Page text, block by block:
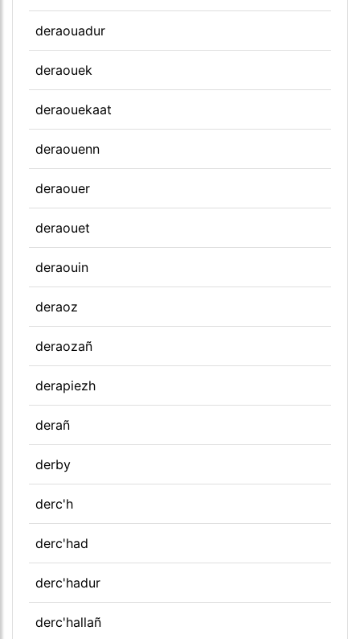
deraouadur
deraouek
deraouekaat
deraouenn
deraouer
deraouet
deraouin
deraoz
deraozañ
derapiezh
derañ
derby
derc'h
derc'had
derc'hadur
derc'hallañ